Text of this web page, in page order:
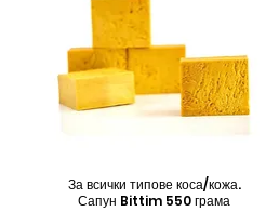
За всички типове коса/кожа.
Сапун Bittim 550 грама